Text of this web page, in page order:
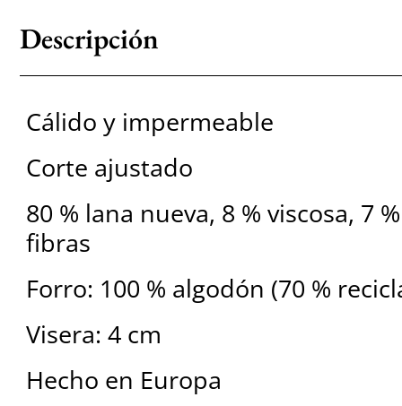
Descripción
Cálido y impermeable
Corte ajustado
80 % lana nueva, 8 % viscosa, 7
fibras
Forro: 100 % algodón (70 %
Visera: 4 cm
Hecho en Europa